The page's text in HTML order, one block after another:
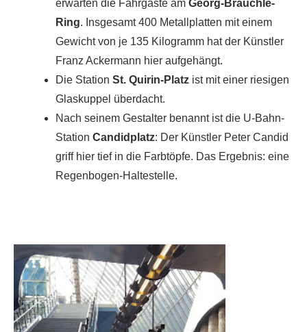
erwarten die Fahrgäste am Georg-Brauchle-
Ring. Insgesamt 400 Metallplatten mit einem
Gewicht von je 135 Kilogramm hat der Künstler
Franz Ackermann hier aufgehängt.
Die Station St. Quirin-Platz ist mit einer riesigen
Glaskuppel überdacht.
Nach seinem Gestalter benannt ist die U-Bahn-
Station Candidplatz: Der Künstler Peter Candid
griff hier tief in die Farbtöpfe. Das Ergebnis: eine
Regenbogen-Haltestelle.